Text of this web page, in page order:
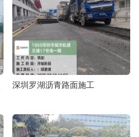
深圳罗湖沥青路面施工